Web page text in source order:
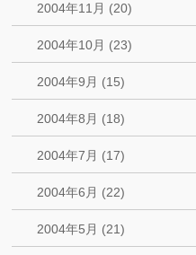
2004年11月 (20)
2004年10月 (23)
2004年9月 (15)
2004年8月 (18)
2004年7月 (17)
2004年6月 (22)
2004年5月 (21)